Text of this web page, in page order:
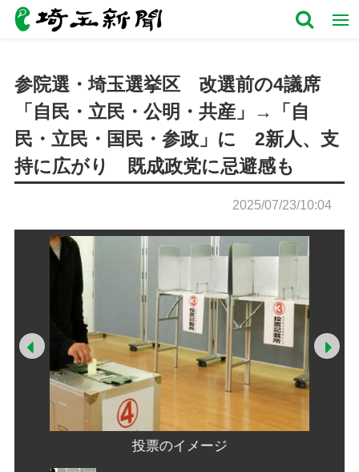
参院選・埼玉選挙区 改選前の4議席
「自民・立民・公明・共産」→「自
民・立民・国民・参政」に 2新人、支
持に広がり 既成政党に忌避感も
2025/07/23/10:04
投票のイメージ
Prev